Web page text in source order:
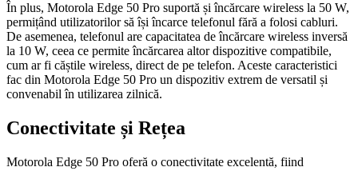
În plus, Motorola Edge 50 Pro suportă și încărcare wireless la 50 W,
permițând utilizatorilor să își încarce telefonul fără a folosi cabluri.
De asemenea, telefonul are capacitatea de încărcare wireless inversă
la 10 W, ceea ce permite încărcarea altor dispozitive compatibile,
cum ar fi căștile wireless, direct de pe telefon. Aceste caracteristici
fac din Motorola Edge 50 Pro un dispozitiv extrem de versatil și
convenabil în utilizarea zilnică.
Conectivitate și Rețea
Motorola Edge 50 Pro oferă o conectivitate excelentă, fiind